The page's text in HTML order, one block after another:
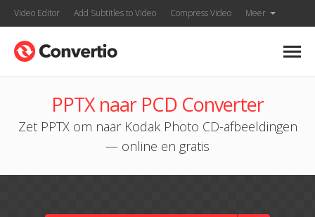
Video Editor Add Subtitles to Video Compress Video Meer
PPTX naar PCD Converter
Zet PPTX om naar Kodak Photo CD-afbeeldingen
— online en gratis